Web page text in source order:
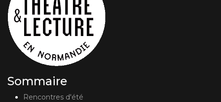
Sommaire
Rencontres d'été